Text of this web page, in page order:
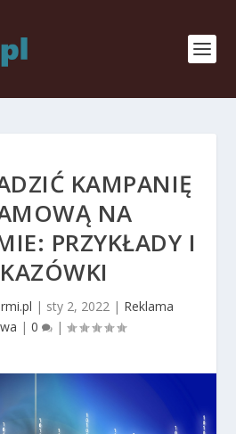
KAMPANIĘ
NA
PRZYKŁADY I
| sty 2, 2022| Reklama
| 0 |